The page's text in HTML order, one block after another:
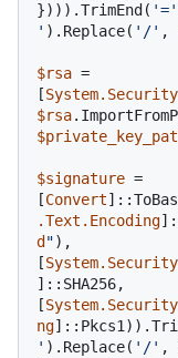
}))).TrimEnd( '='
' ).Replace( '/' ,
$rsa =
[
$rsa
$signature =
[Convert
.Text.Encoding
d "),
[
]::SHA256,
[
ng
' ).Replace( '/' ,